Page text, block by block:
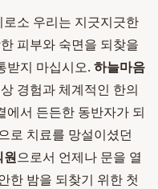
소 우리는 지긋지긋한
피부와 숙면을 되찾을
받지 마십시오. 하늘마음
경험과 체계적인 한의
에서 든든한 동반자가 되
로 치료를 망설이셨던
원으로서 언제나 문을 열
한 밤을 되찾기 위한 첫